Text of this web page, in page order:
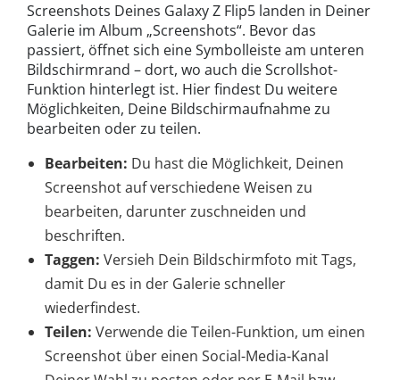
Screenshots Deines Galaxy Z Flip5 landen in Deiner
Galerie im Album „Screenshots“. Bevor das
passiert, öffnet sich eine Symbolleiste am unteren
Bildschirmrand – dort, wo auch die Scrollshot-
Funktion hinterlegt ist. Hier findest Du weitere
Möglichkeiten, Deine Bildschirmaufnahme zu
bearbeiten oder zu teilen.
Bearbeiten: Du hast die Möglichkeit, Deinen
Screenshot auf verschiedene Weisen zu
bearbeiten, darunter zuschneiden und
beschriften.
Taggen: Versieh Dein Bildschirmfoto mit Tags,
damit Du es in der Galerie schneller
wiederfindest.
Teilen: Verwende die Teilen-Funktion, um einen
Screenshot über einen Social-Media-Kanal